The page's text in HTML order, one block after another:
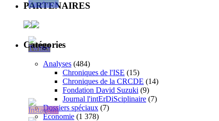
PARTENAIRES
Catégories
Analyses (484)
Chroniques de l'ISE (15)
Chroniques de la CRCDE (14)
Fondation David Suzuki (9)
Journal l'intErDiSciplinaire (7)
Dossiers spéciaux (7)
Économie (1 378)